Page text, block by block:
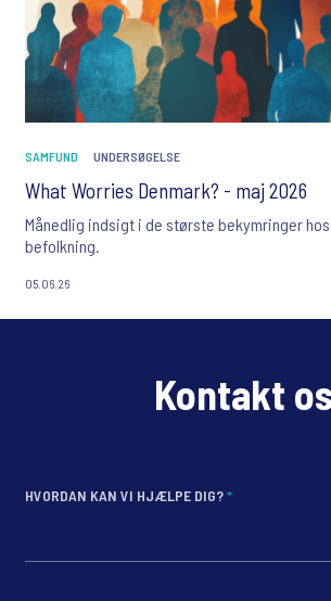
SAMFUND UNDERSØGELSE
What Worries Denmark? - maj 2026
Månedlig indsigt i de største bekymringer
befolkning.
05.06.26
Kontakt os
HVORDAN KAN VI HJÆLPE DIG?*